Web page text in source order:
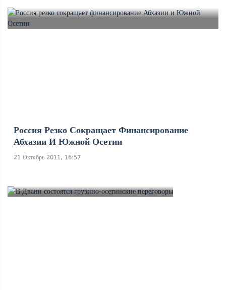
Россия Резко Сокращает Финансирование
Абхазии И Южной Осетии
21 Октябрь 2011, 16:57